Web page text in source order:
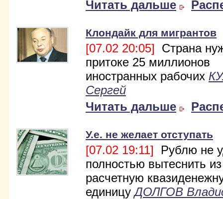
Читать дальше
Клондайк для мигрантов
[07.02 20:05] Страна
притоке 25 миллионов
иностранных рабочих
Сергей
Читать дальше
У.е. не желает отступать
[07.02 19:11] Рублю не
полностью вытеснить
расчетную
единицуДОЛГОВ